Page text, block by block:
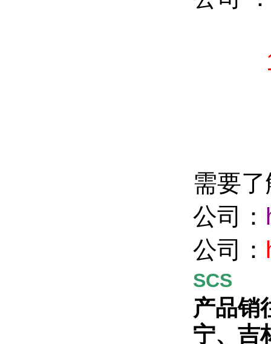
需要
公司：
公司：
SCS
产品销
宁、吉